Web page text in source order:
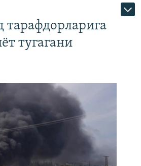
тарафдорларига
тугагани